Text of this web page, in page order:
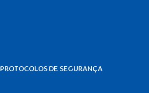
PROTOCOLOS DE SEGURANÇA